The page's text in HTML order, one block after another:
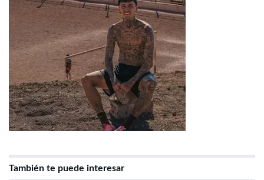
También te puede interesar